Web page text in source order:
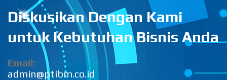
Diskusikan Dengan Kami
untuk Kebutuhan Bisnis Anda
Email:
admin@ptibm.co.id